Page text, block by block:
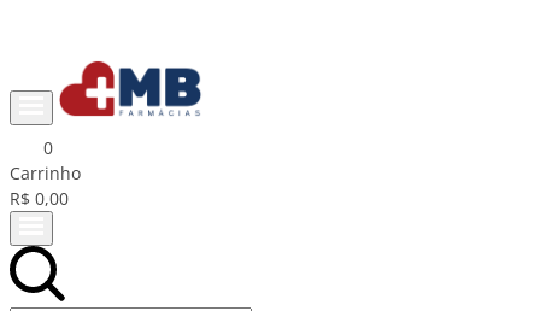
0
Carrinho
R$ 0,00